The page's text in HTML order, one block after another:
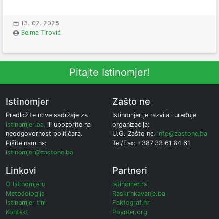
13. 02. 2025
Belma Tirović
Pitajte Istinomjer!
Istinomjer
Predložite nove sadržaje za
istinomjer.ba, ili upozorite na
neodgovornost političara.
Pišite nam na:
istinomjer@zastone.ba
Zašto ne
Istinomjer je razvila i uređuje
organizacija:
U.G. Zašto ne, info@zastone.ba
Tel/Fax: +387 33 61 84 61
Linkovi
O Istinomjeru
Metodologija
Istinomjer tim
Kontakt
Partneri
Istinomer.rs
Raskrinkavanje.ba
Faktograf.hr
Poynter.org